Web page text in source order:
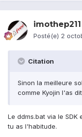
imothep211
Posté(e) 2
Citation
Sinon la meilleure
comme Kyojin l'as
Le ddms.bat via le
tu as l'habitude.